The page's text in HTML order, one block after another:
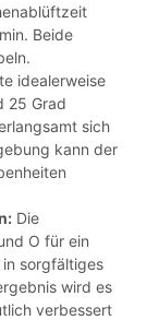
Beide
idealerweise
25 Grad
sich
kann der
Die
O für ein
sorgfältiges
wird es
verbessert